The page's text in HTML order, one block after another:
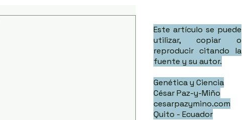
Este artículo se puede
utilizar, copiar o
reproducir citando la
fuente y su autor.
Genética y Ciencia
César Paz-y-Miño
cesarpazymino.com
Quito - Ecuador